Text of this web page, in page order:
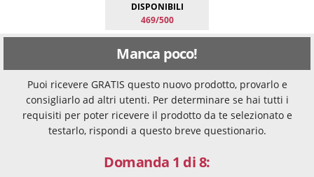
DISPONIBILI
469/500
Manca poco!
Puoi ricevere GRATIS questo nuovo prodotto, provarlo e
consigliarlo ad altri utenti. Per determinare se hai tutti i
requisiti per poter ricevere il prodotto da te selezionato e
testarlo, rispondi a questo breve questionario.
Domanda 1 di 8: